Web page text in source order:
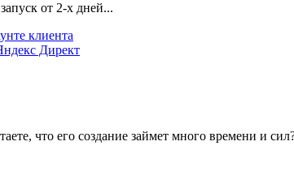
от 2-х дней...
клиента
Директ
что его создание займет много времени и